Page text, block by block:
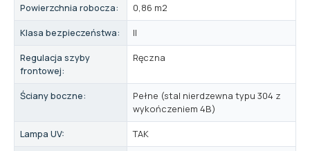
Powierzchnia robocza:
0,86 m2
Klasa bezpieczeństwa:
II
Regulacja szyby
frontowej:
Ręczna
Ściany boczne:
Pełne (stal nierdzewna typu 304 z
wykończeniem 4B)
Lampa UV:
TAK